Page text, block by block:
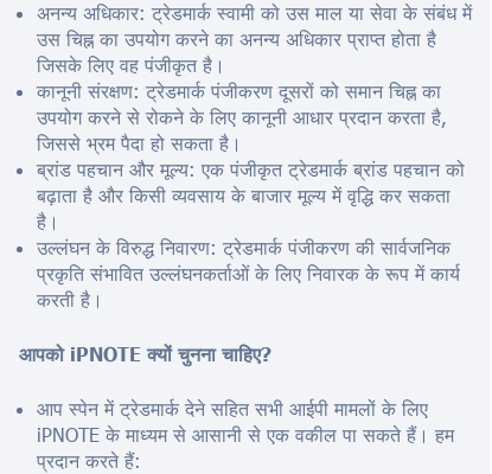
अनन्य अधिकार: ट्रेडमार्क स्वामी को उस माल या सेवा के संबंध में
उस चिह्न का उपयोग करने का अनन्य अधिकार प्राप्त होता है
जिसके लिए वह पंजीकृत है।
कानूनी संरक्षण: ट्रेडमार्क पंजीकरण दूसरों को समान चिह्न का
उपयोग करने से रोकने के लिए कानूनी आधार प्रदान करता है,
जिससे भ्रम पैदा हो सकता है।
ब्रांड पहचान और मूल्य: एक पंजीकृत ट्रेडमार्क ब्रांड पहचान को
बढ़ाता है और किसी व्यवसाय के बाजार मूल्य में वृद्धि कर सकता
है।
उल्लंघन के विरुद्ध निवारण: ट्रेडमार्क पंजीकरण की सार्वजनिक
प्रकृति संभावित उल्लंघनकर्ताओं के लिए निवारक के रूप में कार्य
करती है।
आपको iPNOTE क्यों चुनना चाहिए?
आप स्पेन में ट्रेडमार्क देने सहित सभी आईपी मामलों के लिए
iPNOTE के माध्यम से आसानी से एक वकील पा सकते हैं। हम
प्रदान करते हैं: